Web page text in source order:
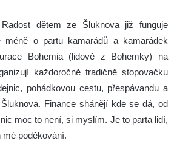
dětem ze Šluknova již funguje
o partu kamarádů a kamarádek
Bohemia (lidově z Bohemky) na
každoročně tradičně stopovačku
pohádkovou cestu, přespávandu a
Finance shánějí kde se dá, od
moc to není, si myslím. Je to parta lidí,
poděkování.